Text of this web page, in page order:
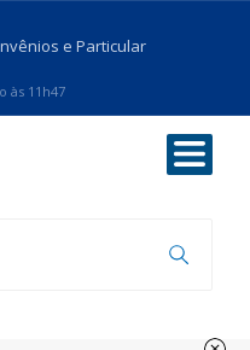
e Particular
às 11h47